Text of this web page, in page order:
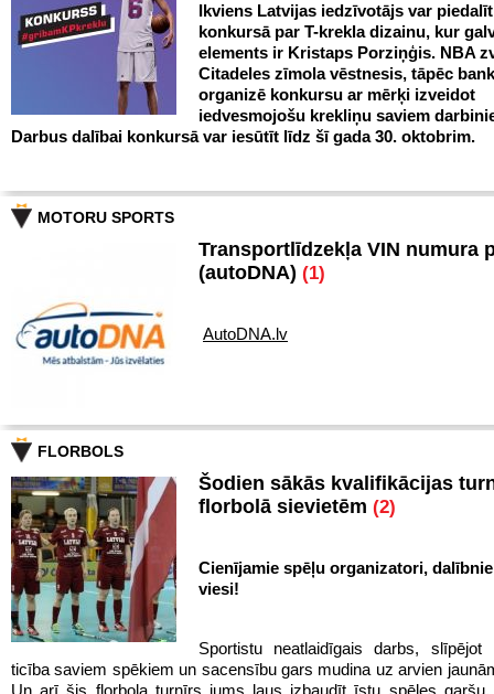
Ikviens Latvijas iedzīvotājs var
konkursā par T-krekla dizainu, kur
elements ir Kristaps Porziņģis. NBA
Citadeles zīmola vēstnesis, tāpēc
organizē konkursu ar mērķi izveidot
iedvesmojošu krekliņu saviem
Darbus dalībai konkursā var iesūtīt līdz šī gada 30. oktobrim.
MOTORU SPORTS
Transportlīdzekļa VIN numura
(autoDNA) (1)
AutoDNA.lv
FLORBOLS
Šodien sākās kvalifikācijas
florbolā sievietēm (2)
Cienījamie spēļu organizatori,
viesi!
Sportistu neatlaidīgais darbs, slīpējot
ticība saviem spēkiem un sacensību gars mudina uz arvien
Un arī šis florbola turnīrs jums ļaus izbaudīt īstu spēles garšu,